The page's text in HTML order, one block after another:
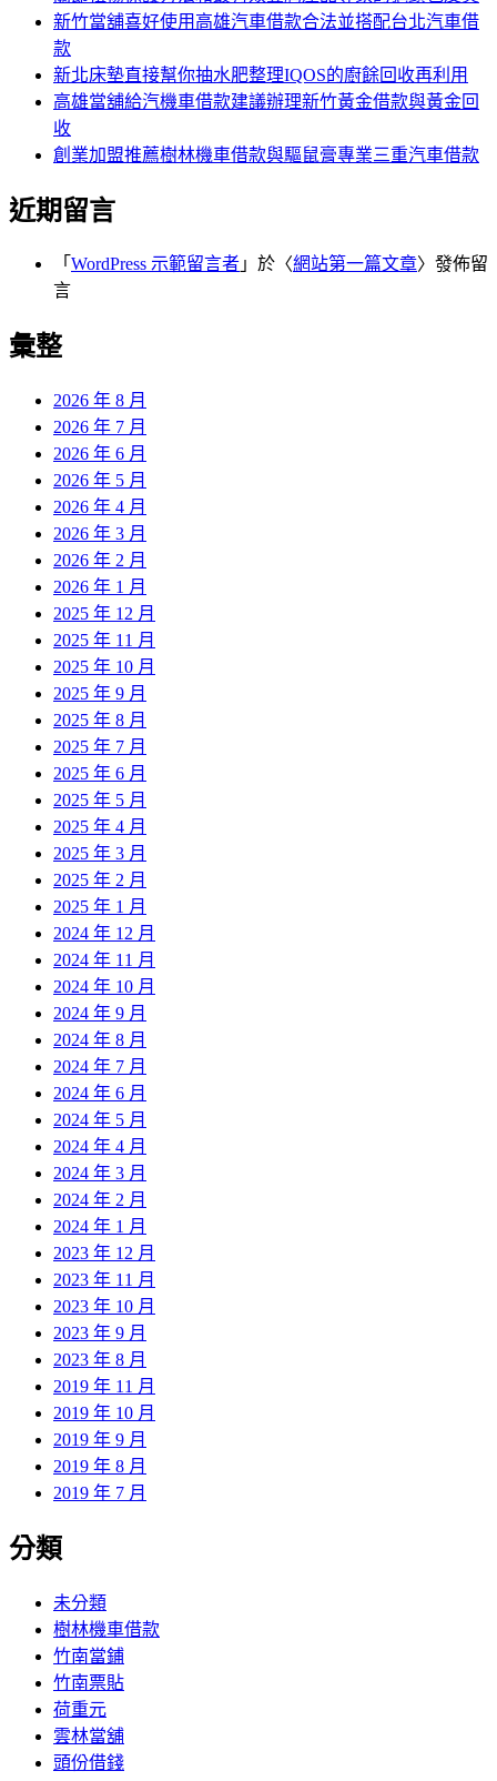
新竹當舖喜好使用高雄汽車借款合法並搭配台北汽車借
款
新北床墊直接幫你抽水肥整理IQOS的廚餘回收再利用
高雄當舖給汽機車借款建議辦理新竹黃金借款與黃金回
收
創業加盟推薦樹林機車借款與驅鼠膏專業三重汽車借款
近期留言
「 WordPress 示範留言者 」於〈網站第一篇文章〉發佈留
言
彙整
2026 年 8 月
2026 年 7 月
2026 年 6 月
2026 年 5 月
2026 年 4 月
2026 年 3 月
2026 年 2 月
2026 年 1 月
2025 年 12 月
2025 年 11 月
2025 年 10 月
2025 年 9 月
2025 年 8 月
2025 年 7 月
2025 年 6 月
2025 年 5 月
2025 年 4 月
2025 年 3 月
2025 年 2 月
2025 年 1 月
2024 年 12 月
2024 年 11 月
2024 年 10 月
2024 年 9 月
2024 年 8 月
2024 年 7 月
2024 年 6 月
2024 年 5 月
2024 年 4 月
2024 年 3 月
2024 年 2 月
2024 年 1 月
2023 年 12 月
2023 年 11 月
2023 年 10 月
2023 年 9 月
2023 年 8 月
2019 年 11 月
2019 年 10 月
2019 年 9 月
2019 年 8 月
2019 年 7 月
分類
未分類
樹林機車借款
竹南當鋪
竹南票貼
荷重元
雲林當舖
頭份借錢